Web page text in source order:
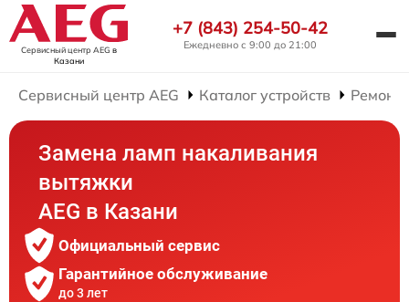
Сервисный центр AEG в
Казани
+7 (843) 254-50-42
Ежедневно с 9:00 до 21:00
Сервисный центр AEG Каталог устройств Ремонт
Замена ламп накаливания
вытяжки
AEG в Казани
Официальный сервис
Гарантийное обслуживание
до 3 лет